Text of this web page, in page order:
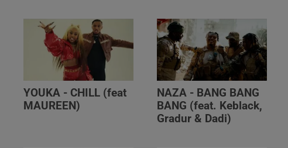
YOUKA - CHILL (feat
MAUREEN)
NAZA - BANG BANG
BANG (feat. Keblack,
Gradur & Dadi)